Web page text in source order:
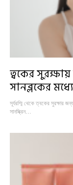
ত্বকের
সানব্লকের
সূর্যরশ্মি থেকে ত্বকের সুরক্ষার
সানস্ক্রিন…